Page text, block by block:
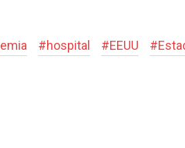
#hospital #EEUU #